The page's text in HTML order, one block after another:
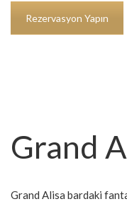
Rezervasyon Yapın
Grand
Grand Alisa bardaki